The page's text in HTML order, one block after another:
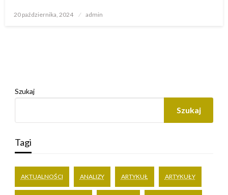
Opublikowane
20 października, 2024 admin
Szukaj
Szukaj
Tagi
AKTUALNOŚCI ANALIZY ARTYKUŁ ARTYKUŁY